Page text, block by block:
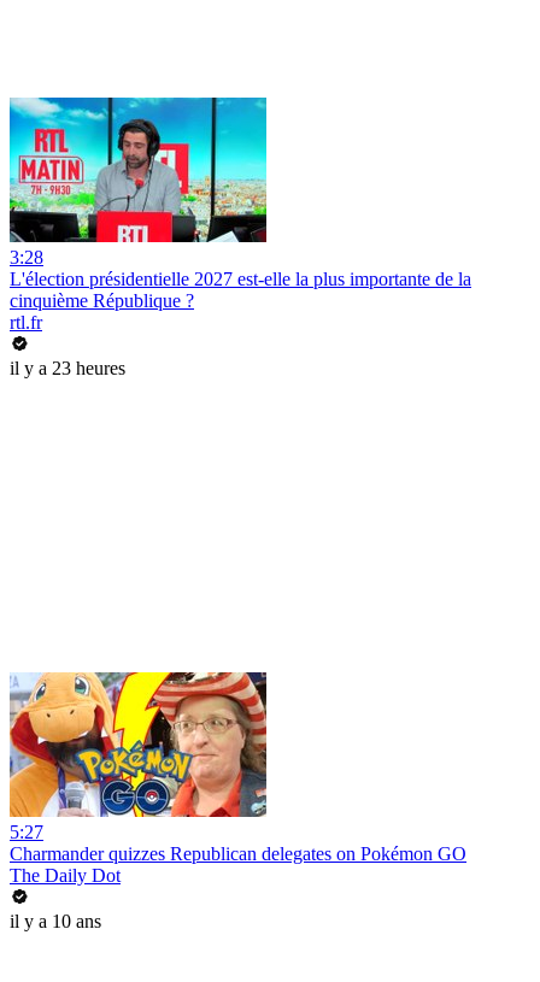
3:28
L'élection présidentielle 2027 est-elle la plus importante de la
cinquième République ?
rtl.fr
il y a 23 heures
5:27
Charmander quizzes Republican delegates on Pokémon GO
The Daily Dot
il y a 10 ans